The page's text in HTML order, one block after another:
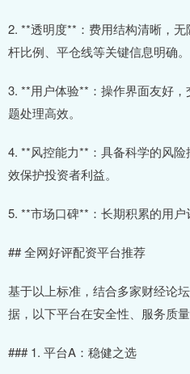
2. **透明度**：费用结构清晰，
杆比例、平仓线等关键信息明确。
3. **用户体验**：操作界面友好
题处理高效。
4. **风控能力**：具备科学的风
效保护投资者利益。
5. **市场口碑**：长期积累的用户
## 全网好评配资平台推荐
基于以上标准，结合多家财经论
据，以下平台在安全性、服务质
### 1. 平台A：稳健之选